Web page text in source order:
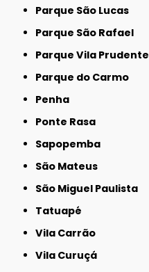
Parque São Lucas
Parque São Rafael
Parque Vila Prudente
Parque do Carmo
Penha
Ponte Rasa
Sapopemba
São Mateus
São Miguel Paulista
Tatuapé
Vila Carrão
Vila Curuçá